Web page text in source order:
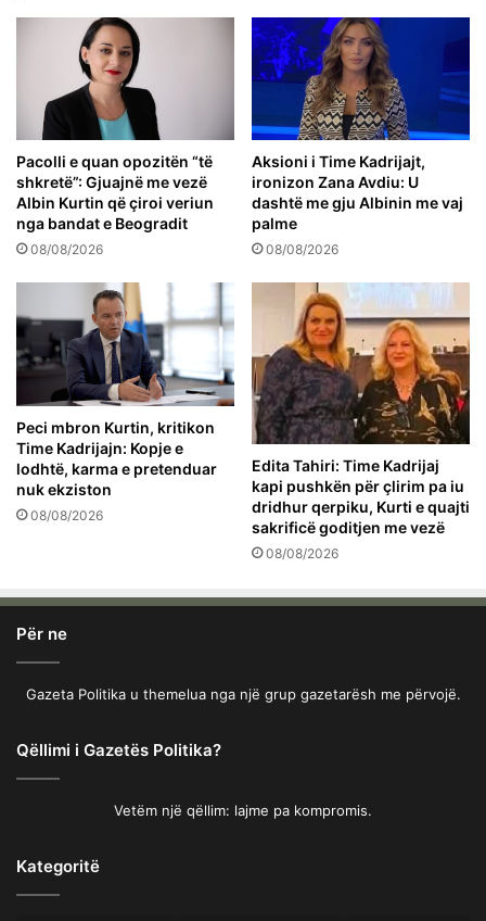
Pacolli e quan opozitën “të
shkretë”: Gjuajnë me vezë
Albin Kurtin që çiroi veriun
nga bandat e Beogradit
08/08/2026
Aksioni i Time Kadrijajt,
ironizon Zana Avdiu: U
dashtë me gju Albinin me vaj
palme
08/08/2026
Peci mbron Kurtin, kritikon
Time Kadrijajn: Kopje e
lodhtë, karma e pretenduar
nuk ekziston
08/08/2026
Edita Tahiri: Time Kadrijaj
kapi pushkën për çlirim pa iu
dridhur qerpiku, Kurti e quajti
sakrificë goditjen me vezë
08/08/2026
Për ne
Gazeta Politika u themelua nga një grup gazetarësh me përvojë.
Qëllimi i Gazetës Politika?
Vetëm një qëllim: lajme pa kompromis.
Kategoritë